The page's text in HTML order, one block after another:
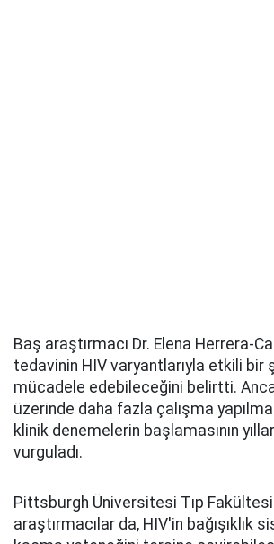
Baş araştırmacı Dr. Elena Herrera-
tedavinin HIV varyantlarıyla etkili bir
mücadele edebileceğini belirtti.
üzerinde daha fazla çalışma
klinik denemelerin başlamasının
vurguladı.
Pittsburgh Üniversitesi Tıp
araştırmacılar da, HIV'in bağışıklık